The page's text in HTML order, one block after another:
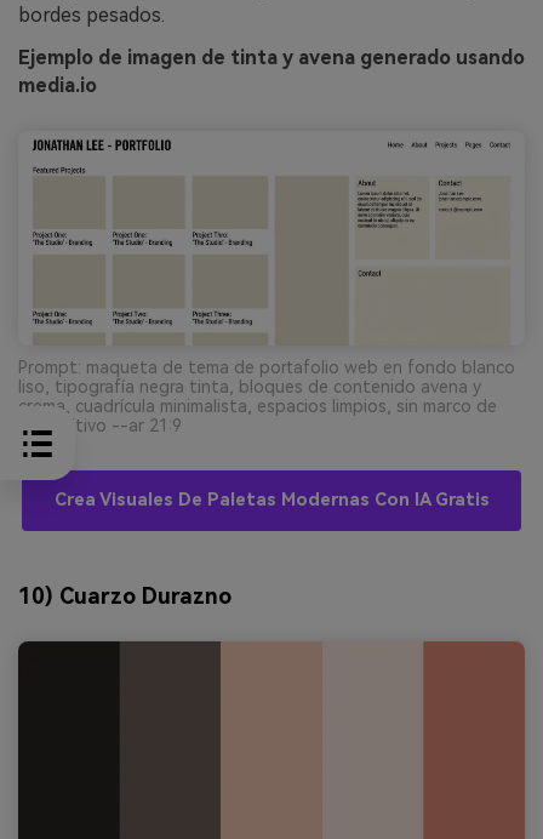
bordes pesados.
Ejemplo de imagen de tinta y avena generado usando
media.io
Prompt: maqueta de tema de portafolio web en fondo blanco
liso, tipografía negra tinta, bloques de contenido avena y
crema, cuadrícula minimalista, espacios limpios, sin marco de
dispositivo --ar 21:9
Crea Visuales De Paletas Modernas Con IA Gratis
10) Cuarzo Durazno